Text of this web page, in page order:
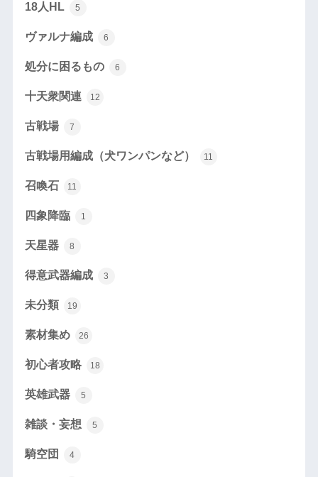
18人HL 5
ヴァルナ編成 6
処分に困るもの 6
十天衆関連 12
古戦場 7
古戦場用編成（犬ワンパンなど） 11
召喚石 11
四象降臨 1
天星器 8
得意武器編成 3
未分類 19
素材集め 26
初心者攻略 18
英雄武器 5
雑談・妄想 5
騎空団 4